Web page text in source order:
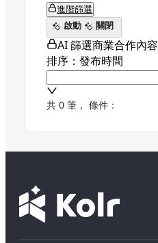
進階篩選
啟動
關閉
AI 篩選商業合作內容
排序：發布時間
共 0 筆 ， 條件：